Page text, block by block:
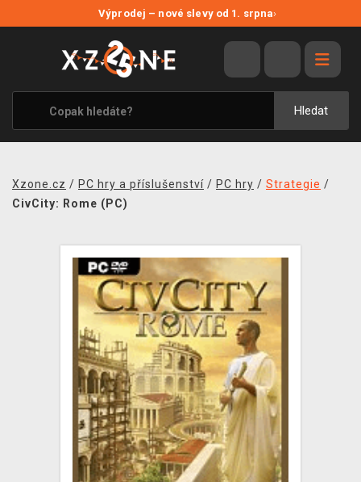
Výprodej – nové slevy od 1. srpna›
Hledat
VÝPRODEJ
VIDEOHRY
XZONE ORIGINALS
TÉMATIKY
MERCHANDISE
KONTAKT
PRODEJNY
DOPRAVA
XZONE KLUB
TCG & BOARDGAME HUB
Xzone.cz / PC hry a příslušenství / PC hry / Strategie /
CivCity: Rome (PC)